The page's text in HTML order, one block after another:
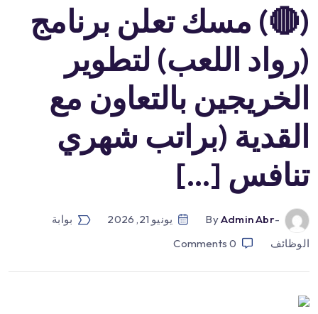
(🔴) مسك تعلن برنامج
(رواد اللعب) لتطوير
الخريجين بالتعاون مع
القدية (براتب شهري
تنافس […]
-by
Admin Abr يونيو 21, 2026
بوابة
الوظائف
0
Comments